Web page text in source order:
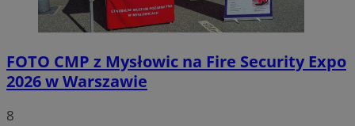
FOTO CMP z Mysłowic na Fire Security Expo
2026 w Warszawie
8